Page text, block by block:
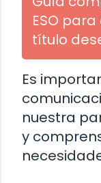
ESO
título
Es
nuestra
y